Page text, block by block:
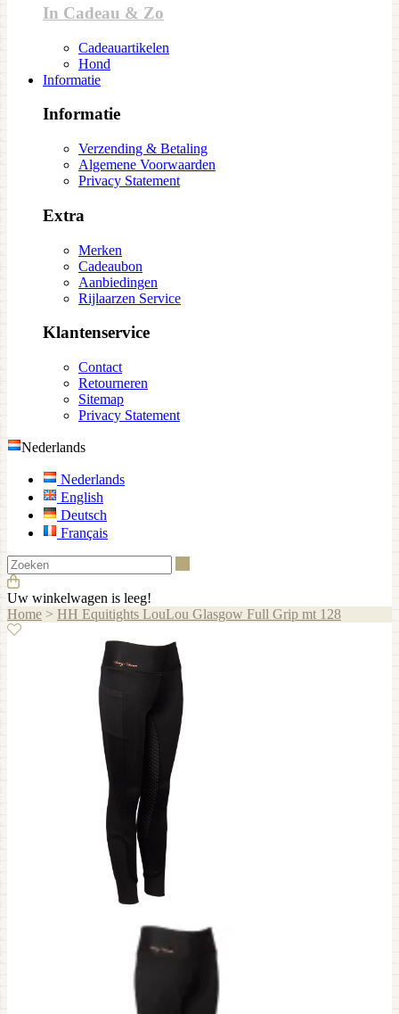
In Cadeau & Zo
Cadeauartikelen
Hond
Informatie
Informatie
Verzending & Betaling
Algemene Voorwaarden
Privacy Statement
Extra
Merken
Cadeaubon
Aanbiedingen
Rijlaarzen Service
Klantenservice
Contact
Retourneren
Sitemap
Privacy Statement
Nederlands
Nederlands
English
Deutsch
Français
Uw winkelwagen is leeg!
Home > HH Equitights LouLou Glasgow Full Grip mt 128